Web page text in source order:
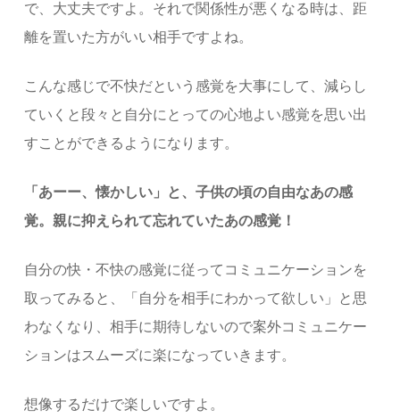
で、大丈夫ですよ。それで関係性が悪くなる時は、距
離を置いた方がいい相手ですよね。
こんな感じで不快だという感覚を大事にして、減らし
ていくと段々と自分にとっての心地よい感覚を思い出
すことができるようになります。
「あーー、懐かしい」と、子供の頃の自由なあの感
覚。親に抑えられて忘れていたあの感覚！
自分の快・不快の感覚に従ってコミュニケーションを
取ってみると、「自分を相手にわかって欲しい」と思
わなくなり、相手に期待しないので案外コミュニケー
ションはスムーズに楽になっていきます。
想像するだけで楽しいですよ。